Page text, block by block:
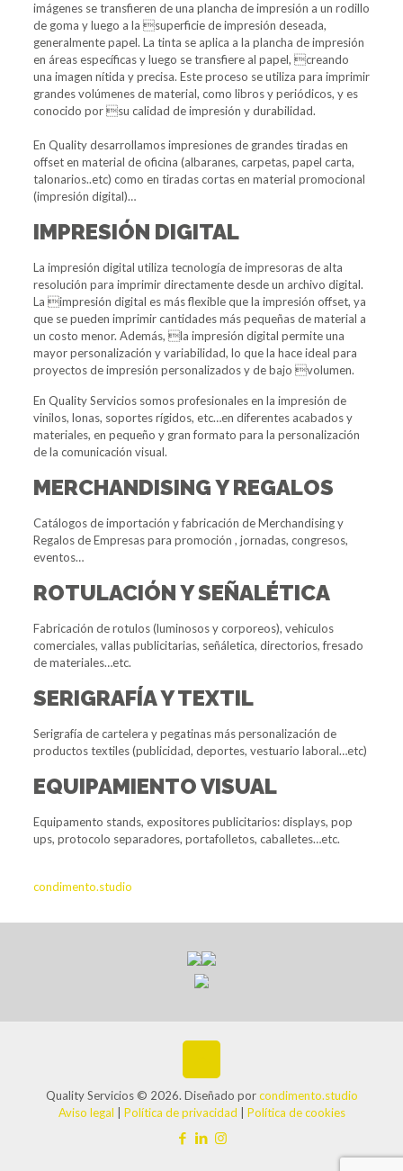
imágenes se transfieren de una plancha de impresión a un rodillo
de goma y luego a la superficie de impresión deseada,
generalmente papel. La tinta se aplica a la plancha de impresión
en áreas específicas y luego se transfiere al papel, creando
una imagen nítida y precisa. Este proceso se utiliza para imprimir
grandes volúmenes de material, como libros y periódicos, y es
conocido por su calidad de impresión y durabilidad.
En Quality desarrollamos impresiones de grandes tiradas en
offset en material de oficina (albaranes, carpetas, papel carta,
talonarios..etc) como en tiradas cortas en material promocional
(impresión digital)…
IMPRESIÓN DIGITAL
La impresión digital utiliza tecnología de impresoras de alta
resolución para imprimir directamente desde un archivo digital.
La impresión digital es más flexible que la impresión offset, ya
que se pueden imprimir cantidades más pequeñas de material a
un costo menor. Además, la impresión digital permite una
mayor personalización y variabilidad, lo que la hace ideal para
proyectos de impresión personalizados y de bajo volumen.
En Quality Servicios somos profesionales en la impresión de
vinilos, lonas, soportes rígidos, etc…en diferentes acabados y
materiales, en pequeño y gran formato para la personalización
de la comunicación visual.
MERCHANDISING Y REGALOS
Catálogos de importación y fabricación de Merchandising y
Regalos de Empresas para promoción , jornadas, congresos,
eventos…
ROTULACIÓN Y SEÑALÉTICA
Fabricación de rotulos (luminosos y corporeos), vehiculos
comerciales, vallas publicitarias, señáletica, directorios, fresado
de materiales…etc.
SERIGRAFÍA Y TEXTIL
Serigrafía de cartelera y pegatinas más personalización de
productos textiles (publicidad, deportes, vestuario laboral…etc)
EQUIPAMIENTO VISUAL
Equipamento stands, expositores publicitarios: displays, pop
ups, protocolo separadores, portafolletos, caballetes…etc.
condimento.studio
Quality Servicios © 2026. Diseñado porcondimento.studio
Aviso legal
Política de privacidad Política de cookies